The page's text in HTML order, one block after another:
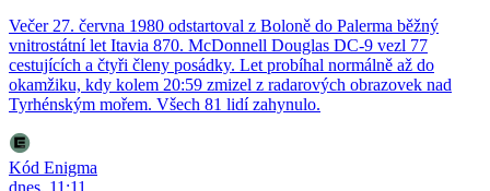
Večer 27. června 1980 odstartoval z Boloně do Palerma běžný
vnitrostátní let Itavia 870. McDonnell Douglas DC-9 vezl 77
cestujících a čtyři členy posádky. Let probíhal normálně až do
okamžiku, kdy kolem 20:59 zmizel z radarových obrazovek nad
Tyrhénským mořem. Všech 81 lidí zahynulo.
Kód Enigma